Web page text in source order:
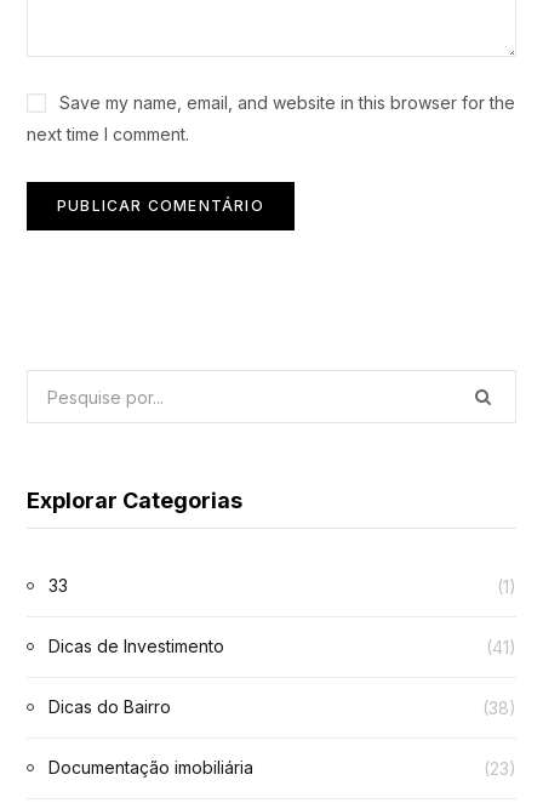
Save my name, email, and website in this browser for the
next time I comment.
Explorar Categorias
33 (1)
Dicas de Investimento (41)
Dicas do Bairro (38)
Documentação imobiliária (23)